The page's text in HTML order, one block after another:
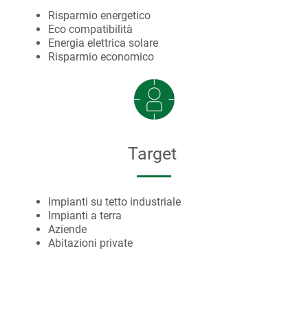
Risparmio energetico
Eco compatibilità
Energia elettrica solare
Risparmio economico
Target
Impianti su tetto industriale
Impianti a terra
Aziende
Abitazioni private